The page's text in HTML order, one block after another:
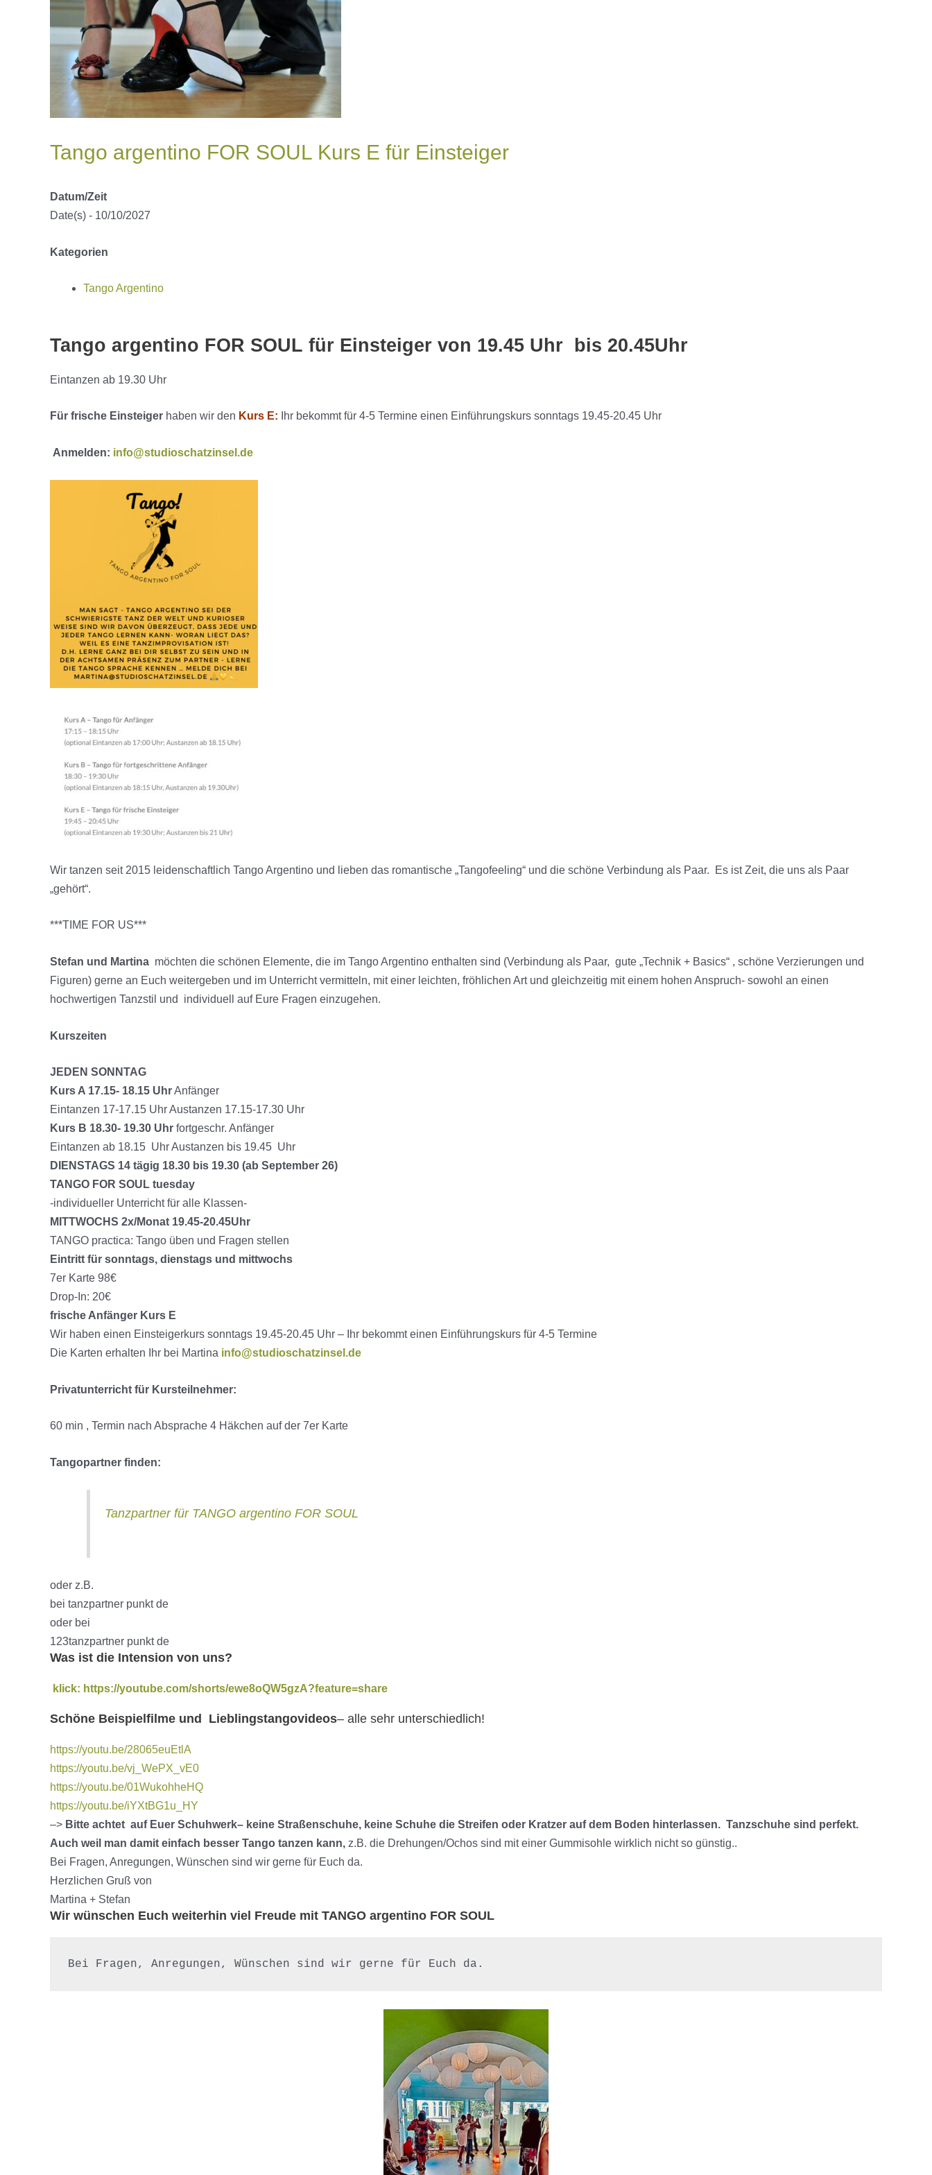
Tango argentino FOR SOUL Kurs E für Einsteiger
Datum/Zeit
Date(s) - 10/10/2027
Kategorien
Tango Argentino
Tango argentino FOR SOUL für Einsteiger von 19.45 Uhr bis 20.45Uhr
Eintanzen ab 19.30 Uhr
Für frische Einsteiger haben wir den Kurs E: Ihr bekommt für 4-5 Termine einen Einführungskurs sonntags 19.45-20.45 Uhr
Anmelden: info@studioschatzinsel.de
Wir tanzen seit 2015 leidenschaftlich Tango Argentino und lieben das romantische „Tangofeeling“ und die schöne Verbindung als Paar. Es ist Zeit, die uns als Paar
„gehört“.
***TIME FOR US***
Stefan und Martina möchten die schönen Elemente, die im Tango Argentino enthalten sind (Verbindung als Paar, gute „Technik + Basics“ , schöne Verzierungen und
Figuren) gerne an Euch weitergeben und im Unterricht vermitteln, mit einer leichten, fröhlichen Art und gleichzeitig mit einem hohen Anspruch- sowohl an einen
hochwertigen Tanzstil und individuell auf Eure Fragen einzugehen.
Kurszeiten
JEDEN SONNTAG
Kurs A 17.15- 18.15 UhrAnfänger
Eintanzen 17-17.15 Uhr Austanzen 17.15-17.30 Uhr
Kurs B 18.30- 19.30 Uhr fortgeschr. Anfänger
Eintanzen ab 18.15 Uhr Austanzen bis 19.45 Uhr
DIENSTAGS 14 tägig 18.30 bis 19.30 (ab September 26)
TANGO FOR SOUL tuesday
-individueller Unterricht für alle Klassen-
MITTWOCHS 2x/Monat 19.45-20.45Uhr
TANGO practica: Tango üben und Fragen stellen
Eintritt für sonntags, dienstags und mittwochs
7er Karte 98€
Drop-In: 20€
frische Anfänger Kurs E
Wir haben einen Einsteigerkurs sonntags 19.45-20.45 Uhr – Ihr bekommt einen Einführungskurs für 4-5 Termine
Die Karten erhalten Ihr bei Martina info@studioschatzinsel.de
Privatunterricht für Kursteilnehmer:
60 min , Termin nach Absprache 4 Häkchen auf der 7er Karte
Tangopartner finden:
Tanzpartner für TANGO argentino FOR SOUL
oder z.B.
bei tanzpartner punkt de
oder bei
123tanzpartner punkt de
Was ist die Intension von uns?
klick: https://youtube.com/shorts/ewe8oQW5gzA?feature=share
Schöne Beispielfilme und Lieblingstangovideos– alle sehr unterschiedlich!
https://youtu.be/28065euEtlA
https://youtu.be/vj_WePX_vE0
https://youtu.be/01WukohheHQ
https://youtu.be/iYXtBG1u_HY
–> Bitte achtet auf Euer Schuhwerk– keine Straßenschuhe, keine Schuhe die Streifen oder Kratzer auf dem Boden hinterlassen. Tanzschuhe sind perfekt.
Auch weil man damit einfach besser Tango tanzen kann, z.B. die Drehungen/Ochos sind mit einer Gummisohle wirklich nicht so günstig..
Bei Fragen, Anregungen, Wünschen sind wir gerne für Euch da.
Herzlichen Gruß von
Martina + Stefan
Wir wünschen Euch weiterhin viel Freude mit TANGO argentino FOR SOUL
Bei Fragen, Anregungen, Wünschen sind wir gerne für Euch da.